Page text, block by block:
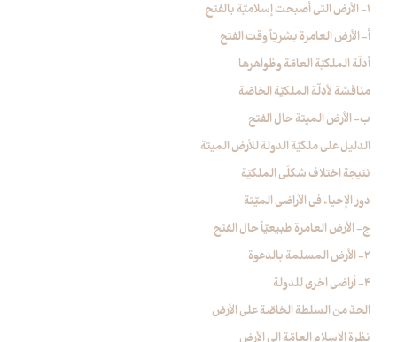
1- الأرض التي أصبحت إسلاميّة بالفتح‏
أ- الأرض العامرة بشريّاً وقت الفتح
أدلّة الملكيّة العامّة وظواهرها
مناقشة لأدلّة الملكيّة الخاصّة
ب- الأرض الميتة حال الفتح
الدليل على ملكيّة الدولة للأرض الميتة
نتيجة اختلاف شكلَي الملكيّة
دور الإحياء في الأراضي الميّتة
ج- الأرض العامرة طبيعيّاً حال الفتح
2- الأرض المسلمة بالدعوة
4- أراضي اخرى للدولة
الحدّ من السلطة الخاصّة على الأرض
نظرة الإسلام العامّة إلى الأرض‏